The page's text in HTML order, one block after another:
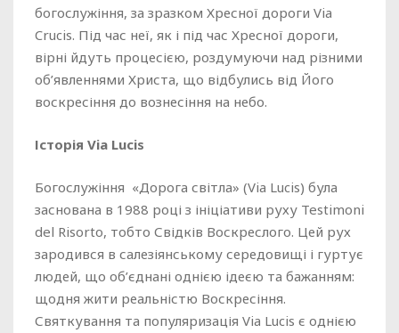
богослужіння, за зразком Хресної дороги Via
Crucis. Під час неї, як і під час Хресної дороги,
вірні йдуть процесією, роздумуючи над різними
об’явленнями Христа, що відбулись від Його
воскресіння до вознесіння на небо.
Історія Via Lucis
Богослужіння «Дорога світла» (Via Lucis) була
заснована в 1988 році з ініціативи руху Testimoni
del Risorto, тобто Свідків Воскреслого. Цей рух
зародився в салезіянському середовищі і гуртує
людей, що об’єднані однією ідеєю та бажанням:
щодня жити реальністю Воскресіння.
Святкування та популяризація Via Lucis є однією